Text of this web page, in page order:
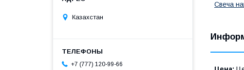
Свеча
Казахстан
+7 (777) 120-99-66